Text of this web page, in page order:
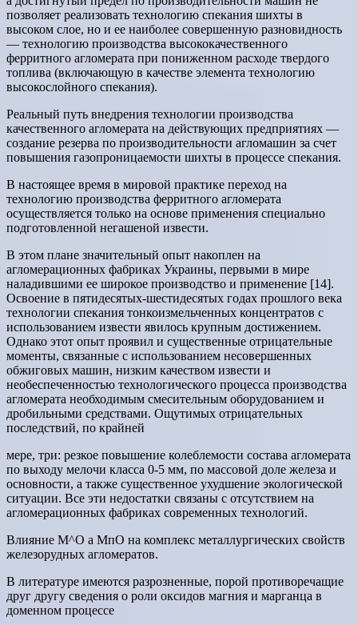
позволяет реализовать технологию спекания шихты в
высоком слое, но и ее наиболее совершенную разновидность
— технологию производства высококачественного
ферритного агломерата при пониженном расходе твердого
топлива (включающую в качестве элемента технологию
высокослойного спекания).
Реальный путь внедрения технологии производства
качественного агломерата на действующих предприятиях —
создание резерва по производительности агломашин за счет
повышения газопроницаемости шихты в процессе спекания.
В настоящее время в мировой практике переход на
технологию производства ферритного агломерата
осуществляется только на основе применения специально
подготовленной негашеной извести.
В этом плане значительный опыт накоплен на
агломерационных фабриках Украины, первыми в мире
наладившими ее широкое производство и применение [14].
Освоение в пятидесятых-шестидесятых годах прошлого века
технологии спекания тонкоизмельченных концентратов с
использованием извести явилось крупным достижением.
Однако этот опыт проявил и существенные отрицательные
моменты, связанные с использованием несовершенных
обжиговых машин, низким качеством извести и
необеспеченностью технологического процесса производства
агломерата необходимым смесительным оборудованием и
дробильными средствами. Ощутимых отрицательных
последствий, по крайней
мере, три: резкое повышение колеблемости состава агломерата
по выходу мелочи класса 0-5 мм, по массовой доле железа и
основности, а также существенное ухудшение экологической
ситуации. Все эти недостатки связаны с отсутствием на
агломерационных фабриках современных технологий.
Влияние М^О а МпО на комплекс металлургических свойств
железорудных агломератов.
В литературе имеются разрозненные, порой противоречащие
друг другу сведения о роли оксидов магния и марганца в
доменном процессе